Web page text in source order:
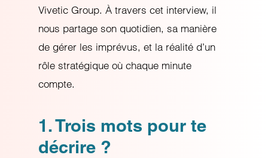
Vivetic Group. À travers cet interview, il
nous partage son quotidien, sa manière
de gérer les imprévus, et la réalité d’un
rôle stratégique où chaque minute
compte.
1. Trois mots pour te
décrire ?